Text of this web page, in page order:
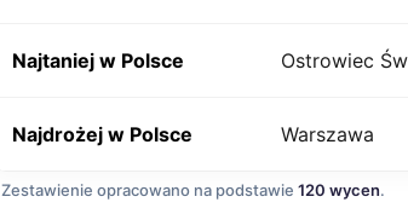
Najtaniej w Polsce Ostrowiec
Najdrożej w Polsce Warszawa
Zestawienie opracowano na podstawie 120 wycen.